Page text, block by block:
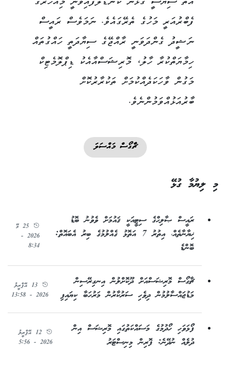
ފެބްރުއަރީ މަހުގެ ތެރޭގައެވެ. ނަމަވެސް ރައީސް
ނަޝީދު ގެންދަވަނީ ރާއްޖޭގެ ސިޔާދަތީ ހައްގުތައް
ހިމާޔަތްކުރާ ހާލު، މޮރިޝަސްއާއެކު ޑިޕްލޮމެޓިކް
މަގުން ވާހަކަދެއްކުމަށް ތަކުރާރުކޮށް
ބާރުއަޅުއްވަމުންނެވެ.
ޗާގޯސް މައްސަލަ
މި ލިޔުމާ ގުޅޭ
ރައީސް ޞާލިޙްގެ ސިޓީއަކީ ޤައުމަށް ވެވުނު ބޮޑު
ޚިޔާނާތެއް، އިތުރު 7 އަތޮޅު ގެއްލުމުގެ ބިރު އެބައޮތް:
ބޮންޑެ
25 މޭ
2026 -
8:34
ޗާގޯސް މޮރިޝަސްއަށް ދޫކޮށްލުން އިނގިރޭސިން
މަޑުޖައްސާލުމުން ދިވެހި ސަރުކާރުން މަރުހަބާ ކިޔައިފި
13 އޭޕްރީލު
2026 - 13:58
ފޯޅަވަހި ހޯދުމުގެ މަސައްކަތުގައި މޮރިޝަސް އިން
ދުލެއް ނުދޭނެ: ފޮރިން މިނިސްޓަރު
12 އޭޕްރީލު
2026 - 5:56